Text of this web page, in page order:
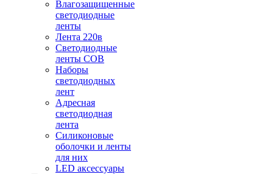
Влагозащищенные
светодиодные
ленты
Лента 220в
Светодиодные
ленты COB
Наборы
светодиодных
лент
Адресная
светодиодная
лента
Силиконовые
оболочки и ленты
для них
LED аксессуары